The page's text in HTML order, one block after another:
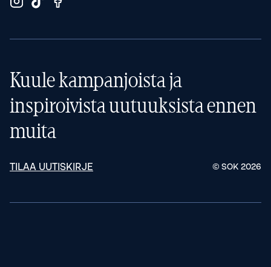
Kuule kampanjoista ja
inspiroivista uutuuksista ennen
muita
TILAA UUTISKIRJE © SOK 2026